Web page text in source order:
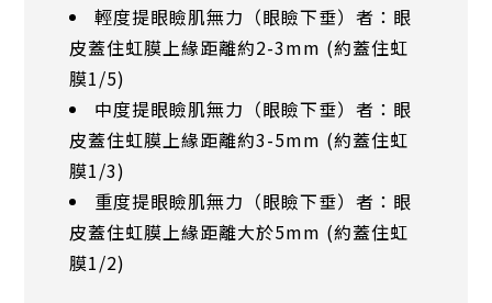
輕度提眼瞼肌無力（眼瞼下垂）者：眼
皮蓋住虹膜上緣距離約2-3mm (約蓋住虹
膜1/5)
中度提眼瞼肌無力（眼瞼下垂）者：眼
皮蓋住虹膜上緣距離約3-5mm (約蓋住虹
膜1/3)
重度提眼瞼肌無力（眼瞼下垂）者：眼
皮蓋住虹膜上緣距離大於5mm (約蓋住虹
膜1/2)